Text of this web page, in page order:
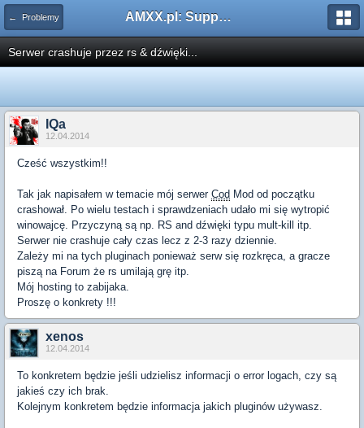
← Problemy AMXX.pl: Support AMX Mod X i SourceMod
Serwer crashuje przez rs & dźwięki...
IQa
12.04.2014
Cześć wszystkim!!
Tak jak napisałem w temacie mój serwer Cod Mod od początku
crashował. Po wielu testach i sprawdzeniach udało mi się wytropić
winowajcę. Przyczyną są np. RS and dźwięki typu mult-kill itp.
Serwer nie crashuje cały czas lecz z 2-3 razy dziennie.
Zależy mi na tych pluginach ponieważ serw się rozkręca, a gracze
piszą na Forum że rs umilają grę itp.
Mój hosting to zabijaka.
Proszę o konkrety !!!
xenos
12.04.2014
To konkretem będzie jeśli udzielisz informacji o error logach, czy są
jakieś czy ich brak.
Kolejnym konkretem będzie informacja jakich pluginów używasz.